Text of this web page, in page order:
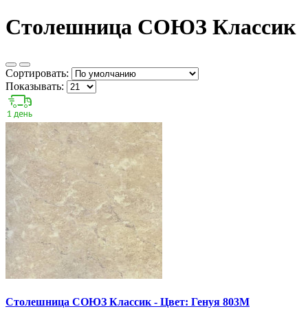
Столешница СОЮЗ Классик
Сортировать:
Показывать:
Столешница СОЮЗ Классик - Цвет: Генуя 803М